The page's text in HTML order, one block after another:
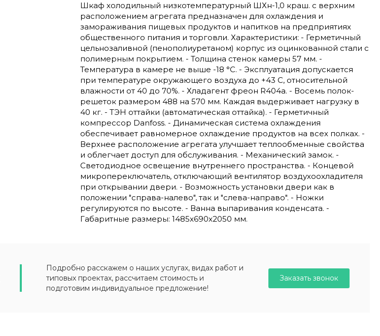
Шкаф холодильный низкотемпературный ШХн-1,0 краш. с верхним
расположением агрегата предназначен для охлаждения и
замораживания пищевых продуктов и напитков на предприятиях
общественного питания и торговли. Характеристики: - Герметичный
цельнозаливной (пенополиуретаном) корпус из оцинкованной стали с
полимерным покрытием. - Толщина стенок камеры 57 мм. -
Температура в камере не выше -18 °С. - Эксплуатация допускается
при температуре окружающего воздуха до +43 С, относительной
влажности от 40 до 70%. - Хладагент фреон R404а. - Восемь полок-
решеток размером 488 на 570 мм. Каждая выдерживает нагрузку в
40 кг. - ТЭН оттайки (автоматическая оттайка). - Герметичный
компрессор Danfoss. - Динамическая система охлаждения
обеспечивает равномерное охлаждение продуктов на всех полках. -
Верхнее расположение агрегата улучшает теплообменные свойства
и облегчает доступ для обслуживания. - Механический замок. -
Светодиодное освещение внутреннего пространства. - Концевой
микропереключатель, отключающий вентилятор воздухоохладителя
при открывании двери. - Возможность установки двери как в
положении "справа-налево", так и "слева-направо". - Ножки
регулируются по высоте. - Ванна выпаривания конденсата. -
Габаритные размеры: 1485x690x2050 мм.
Подробно расскажем о наших услугах, видах работ и
типовых проектах, рассчитаем стоимость и
подготовим индивидуальное предложение!
Заказать звонок